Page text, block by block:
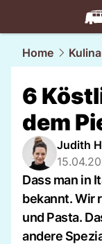
travel.
Home
6
dem
Judith
Dass man in
bekannt. Wir
und Pasta.
andere